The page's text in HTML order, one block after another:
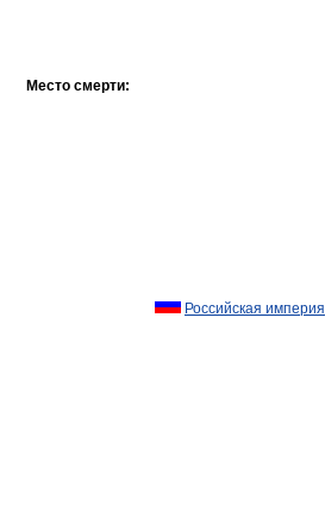
Место смерти:
Российская империя